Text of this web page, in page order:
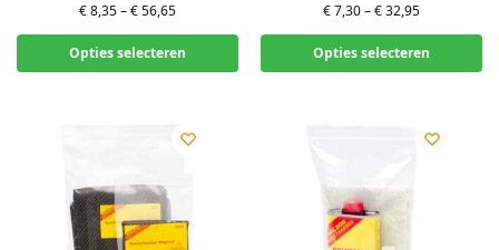
€8,35–€56,65
Opties selecteren
€7,30–€32,95
Opties selecteren